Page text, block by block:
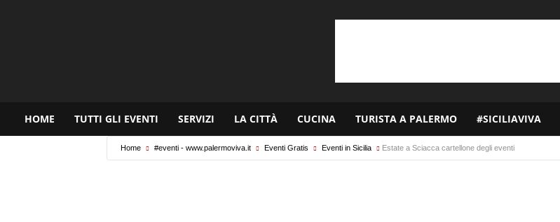
HOME TUTTI GLI EVENTI SERVIZI LA CITTÀ CUCINA TURISTA A PALERMO #SICILIAVIVA
Home #eventi - www.palermoviva.it Eventi Gratis Eventi in Sicilia Estate a Sciacca cartellone degli eventi